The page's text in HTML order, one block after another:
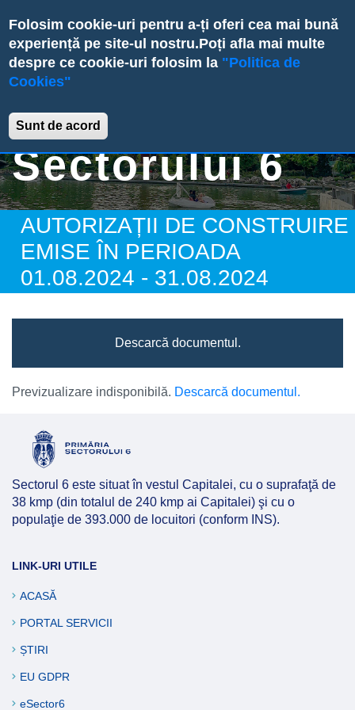
Folosim cookie-uri pentru a-ți oferi cea mai bună
experiență pe site-ul nostru.Poți afla mai multe
despre ce cookie-uri folosim la "Politica de
Cookies"
Sunt de acord
to
main
content
Primăria
Sectorului 6
AUTORIZAȚII DE CONSTRUIRE
EMISE ÎN PERIOADA
01.08.2024 - 31.08.2024
Descarcă documentul.
Previzualizare indisponibilă. Descarcă documentul.
Sectorul 6 este situat în vestul Capitalei, cu o suprafaţă de
38 kmp (din totalul de 240 kmp ai Capitalei) şi cu o
populaţie de 393.000 de locuitori (conform INS).
LINK-URI UTILE
ACASĂ
PORTAL SERVICII
ȘTIRI
EU GDPR
eSector6